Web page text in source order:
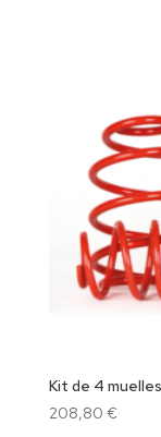
Kit de 4
208,80 €